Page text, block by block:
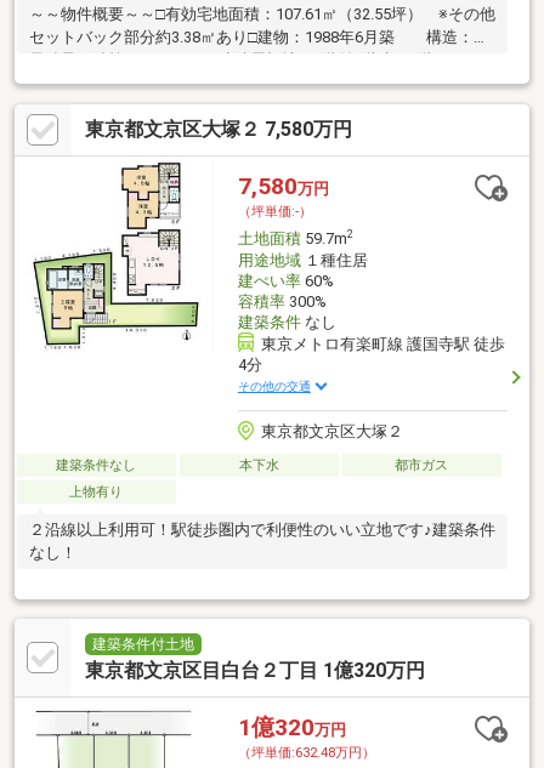
～～物件概要～～□有効宅地面積：107.61㎡（32.55坪） ※その他
セットバック部分約3.38㎡あり□建物：1988年6月築 構造：軽
㎡ 2階：49.90㎡ 地下1階：62.00㎡□用途地域：第１種中高層住
居専用地域□建ぺい率：60％ 容積率：160％□接道間口：約
9.9m※建築条件付売地ではございません。お好みのハウスメーカ
ーにて建築できます。
東京都文京区大塚２ 7,580万円
7,580万円
（坪単価:-）
土地面積59.7m2
用途地域１種住居
建ぺい率60%
容積率300%
建築条件なし
東京メトロ有楽町線 護国寺駅 徒歩
4分
その他の交通
東京都文京区大塚２
建築条件なし 本下水
都市ガス
上物有り
２沿線以上利用可！駅徒歩圏内で利便性のいい立地です♪建築条件
なし！
建築条件付土地
東京都文京区目白台２丁目 1億320万円
1億320万円
（坪単価:632.48万円）